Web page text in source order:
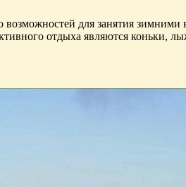
возможностей для занятия
отдыха являются коньки,